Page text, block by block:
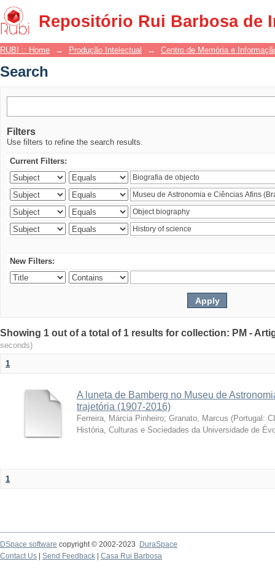
Repositório Rui Barbosa de
Search
RUBI :: Home → Produção Intelectual → Centro de Memória e
Search
Filters
Use filters to refine the search results.
Current Filters:
New Filters:
Showing 1 out of a total of 1 results for collection: PM -
seconds)
1
A luneta de Bamberg no Museu de
trajetória (1907-2016)
Ferreira, Márcia Pinheiro; Granato, Marcus (Portugal:
História, Culturas e Sociedades da Universidade de
1
DSpace software copyright © 2002-2023
DuraSpace
Contact Us
Send Feedback Casa Rui Barbosa